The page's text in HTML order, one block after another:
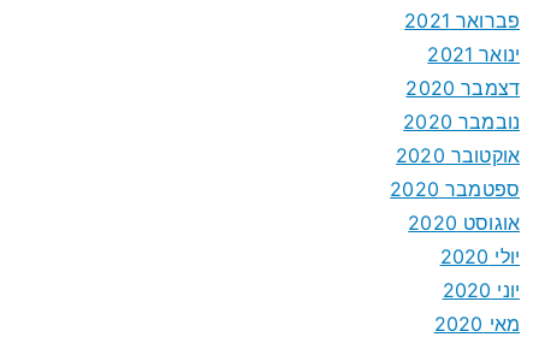
פברואר 2021
ינואר 2021
דצמבר 2020
נובמבר 2020
אוקטובר 2020
ספטמבר 2020
אוגוסט 2020
יולי 2020
יוני 2020
מאי 2020